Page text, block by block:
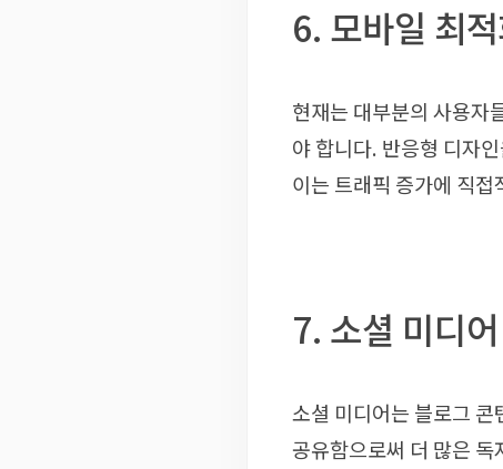
6. 모바일 최
현재는 대부분의 사용자
야 합니다. 반응형 디자
이는 트래픽 증가에 직접
7. 소셜 미디
소셜 미디어는 블로그
공유함으로써 더 많은